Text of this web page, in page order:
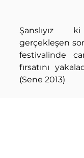
Şanslıyız
gerçekleşen
festivalinde
fırsatını
(Sene 2013)